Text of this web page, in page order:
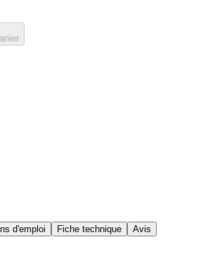
d'emploi Fiche technique Avis